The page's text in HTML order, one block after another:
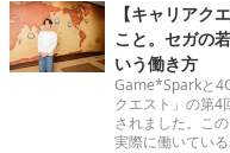
【キャリアク
こと。セガの
いう働き方
Game*Sparkと
クエスト」の第4
されました。こ
実際に働いてい